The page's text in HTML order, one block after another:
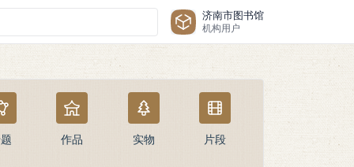
济南市图书馆
机构用户
作品 实物 片段